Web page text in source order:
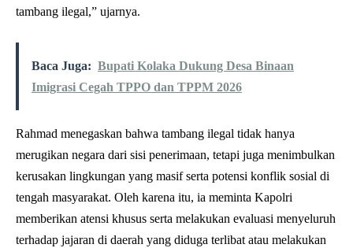
tambang ilegal,” ujarnya.
Baca Juga: Bupati Kolaka Dukung Desa Binaan
Imigrasi Cegah TPPO dan TPPM 2026
Rahmad menegaskan bahwa tambang ilegal tidak hanya
merugikan negara dari sisi penerimaan, tetapi juga menimbulkan
kerusakan lingkungan yang masif serta potensi konflik sosial di
tengah masyarakat. Oleh karena itu, ia meminta Kapolri
memberikan atensi khusus serta melakukan evaluasi menyeluruh
terhadap jajaran di daerah yang diduga terlibat atau melakukan